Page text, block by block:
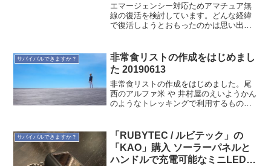
エマージェンシー対応ためアマチュア無
線の復活を検討しています。どんな経緯
で復活しようとおもったのかは思い出せ
話以前だと無線機は大いに活用されてい
たのではないかと思い...
サバイバルできますか？
非常食リストの作成をはじめまし
た 20190613
非常食リストの作成をはじめました。尾
西のアルファ米 や 井村屋のえいようかん
のようなトレッキングで利用するものを
行っても、この辺りの食料を食べてます
（笑長期保存食メー...
サバイバルできますか？
「RUBYTEC / ルビテック」の
「KAO」購入 ソーラーパネルと
ハンドルで充電可能なミニLEDラ